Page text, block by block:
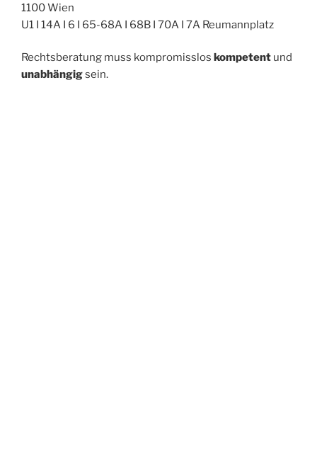
1100 Wien
U1 I 14A I 6 I 65-68A I 68B I 70A I 7A Reumannplatz
Rechtsberatung muss kompromisslos kompetent und
unabhängigsein.